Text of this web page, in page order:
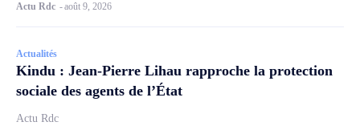
Actu Rdc -août 9, 2026
Actualités
Kindu : Jean-Pierre Lihau rapproche la protection
sociale des agents de l’État
Actu Rdc